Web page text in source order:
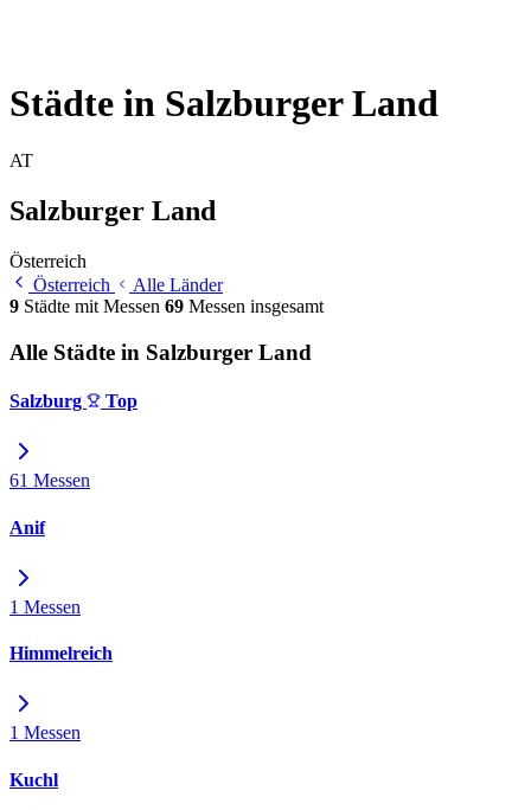
Städte in Salzburger Land
AT
Salzburger Land
Österreich
Österreich
Alle Länder
9 Städte mit Messen 69 Messen insgesamt
Alle Städte in Salzburger Land
Salzburg Top
61 Messen
Anif
1 Messen
Himmelreich
1 Messen
Kuchl